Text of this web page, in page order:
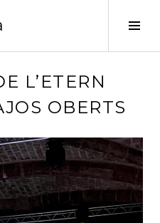
2
/
1
/
2
0
2
L’ETERN
OBERTS